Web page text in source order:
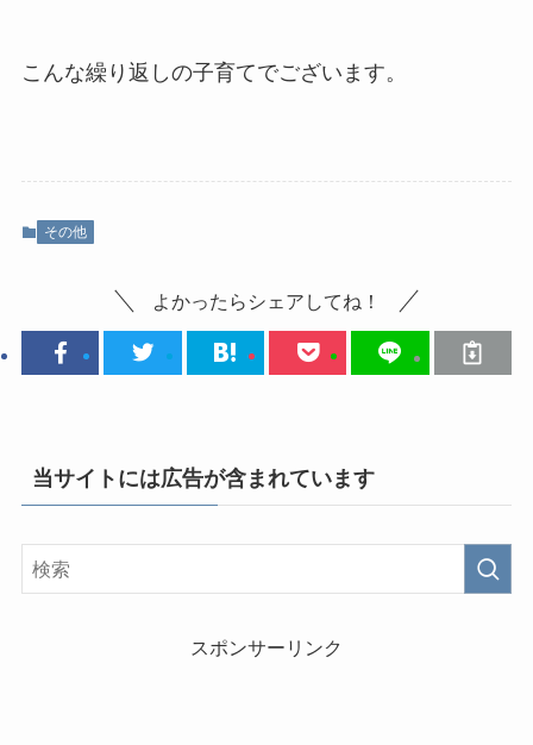
こんな繰り返しの子育てでございます。
その他
よかったらシェアしてね！
当サイトには広告が含まれています
スポンサーリンク